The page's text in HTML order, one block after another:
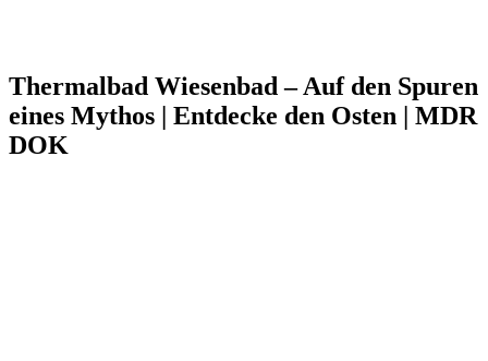
Thermalbad Wiesenbad – Auf den Spuren
eines Mythos | Entdecke den Osten | MDR
DOK